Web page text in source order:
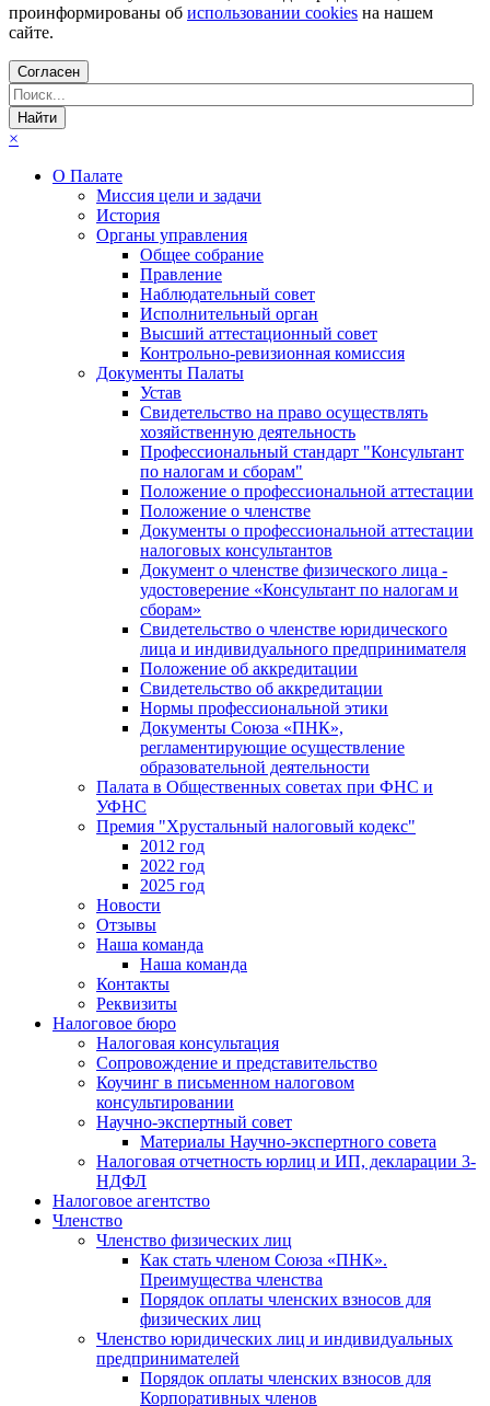
проинформированы об использовании cookies на нашем
сайте.
Согласен
×
О Палате
Миссия цели и задачи
История
Органы управления
Общее собрание
Правление
Наблюдательный совет
Исполнительный орган
Высший аттестационный совет
Контрольно-ревизионная комиссия
Документы Палаты
Устав
Свидетельство на право осуществлять
хозяйственную деятельность
Профессиональный стандарт "Консультант
по налогам и сборам"
Положение о профессиональной аттестации
Положение о членстве
Документы о профессиональной аттестации
налоговых консультантов
Документ о членстве физического лица -
удостоверение «Консультант по налогам и
сборам»
Свидетельство о членстве юридического
лица и индивидуального предпринимателя
Положение об аккредитации
Свидетельство об аккредитации
Нормы профессиональной этики
Документы Союза «ПНК»,
регламентирующие осуществление
образовательной деятельности
Палата в Общественных советах при ФНС и
УФНС
Премия "Хрустальный налоговый кодекс"
2012 год
2022 год
2025 год
Новости
Отзывы
Наша команда
Наша команда
Контакты
Реквизиты
Налоговое бюро
Налоговая консультация
Cопровождение и представительство
Коучинг в письменном налоговом
консультировании
Научно-экспертный совет
Материалы Научно-экспертного совета
Налоговая отчетность юрлиц и ИП, декларации 3-
НДФЛ
Налоговое агентство
Членство
Членство физических лиц
Как стать членом Союза «ПНК».
Преимущества членства
Порядок оплаты членских взносов для
физических лиц
Членство юридических лиц и индивидуальных
предпринимателей
Порядок оплаты членских взносов для
Корпоративных членов